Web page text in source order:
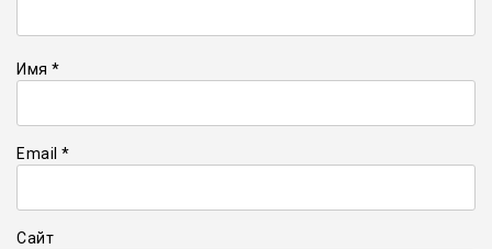
Имя *
Email *
Сайт